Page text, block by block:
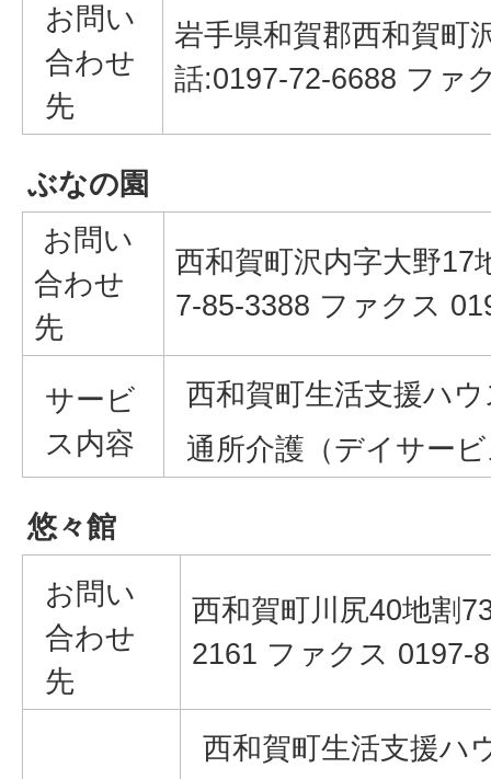
お問い
合わせ
先
岩手県和賀郡西和賀町
話:0197-72-6688 ファ
ぶなの園
お問い
合わせ
先
西和賀町沢内字大野17
7-85-3388 ファクス
サービ
ス内容
西和賀町生活支援ハ
通所介護（デイサー
悠々館
お問い
合わせ
先
西和賀町川尻40地割
2161 ファクス 0197-
西和賀町生活支援ハ